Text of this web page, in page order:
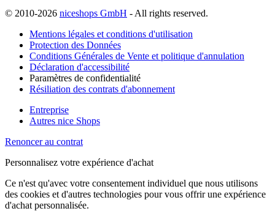
© 2010-2026 niceshops GmbH - All rights reserved.
Mentions légales et conditions d'utilisation
Protection des Données
Conditions Générales de Vente et politique d'annulation
Déclaration d'accessibilité
Paramètres de confidentialité
Résiliation des contrats d'abonnement
Entreprise
Autres nice Shops
Renoncer au contrat
Personnalisez votre expérience d'achat
Ce n'est qu'avec votre consentement individuel que nous utilisons
des cookies et d'autres technologies pour vous offrir une expérience
d'achat personnalisée.